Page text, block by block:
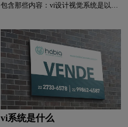
包含那些内容：vi设计视觉系统是以
发, 延展出去,将logo应用在所有的vi交
互系统上。Logo的设计一定要体现企业
的价值观和理念,一 定要简单有创意 ,方
便记忆,从消费者的角度看辨识度高,这
样-款logo才 是好logo。当logo敲定之后,
我们就要对它进行延展,这就涉及到vi视
觉交互系统的两大部分：一大部分广告
应用部分,另部分是办公应用。
vi系统是什么